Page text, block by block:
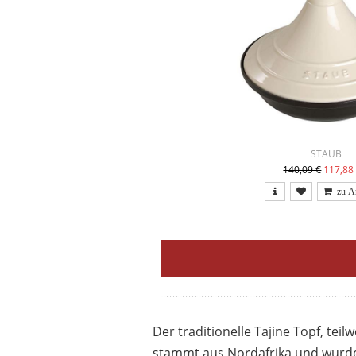
STAUB
140,09 €
Der traditionelle Tajine Topf,